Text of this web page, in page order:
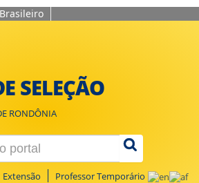
SELEÇÃO
RONDÔNIA
Extensão Professor Temporário